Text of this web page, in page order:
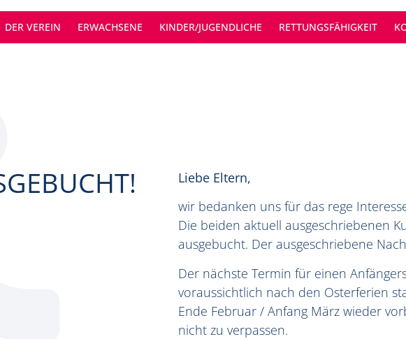
DER VEREIN ERWACHSENE KINDER/JUGENDLICHE RETTUNGSFÄHIGKEIT
AUSGEBUCHT!
Liebe Eltern,
wir bedanken uns für das rege
Die beiden aktuell ausgeschriebenen
ausgebucht. Der ausgeschriebene
Der nächste Termin für einen
voraussichtlich nach den Osterferien
Ende Februar / Anfang März wieder
nicht zu verpassen.